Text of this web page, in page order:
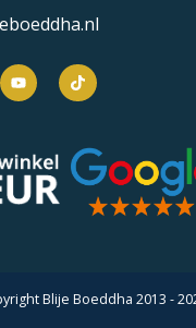
Blije Boeddha 2013 -